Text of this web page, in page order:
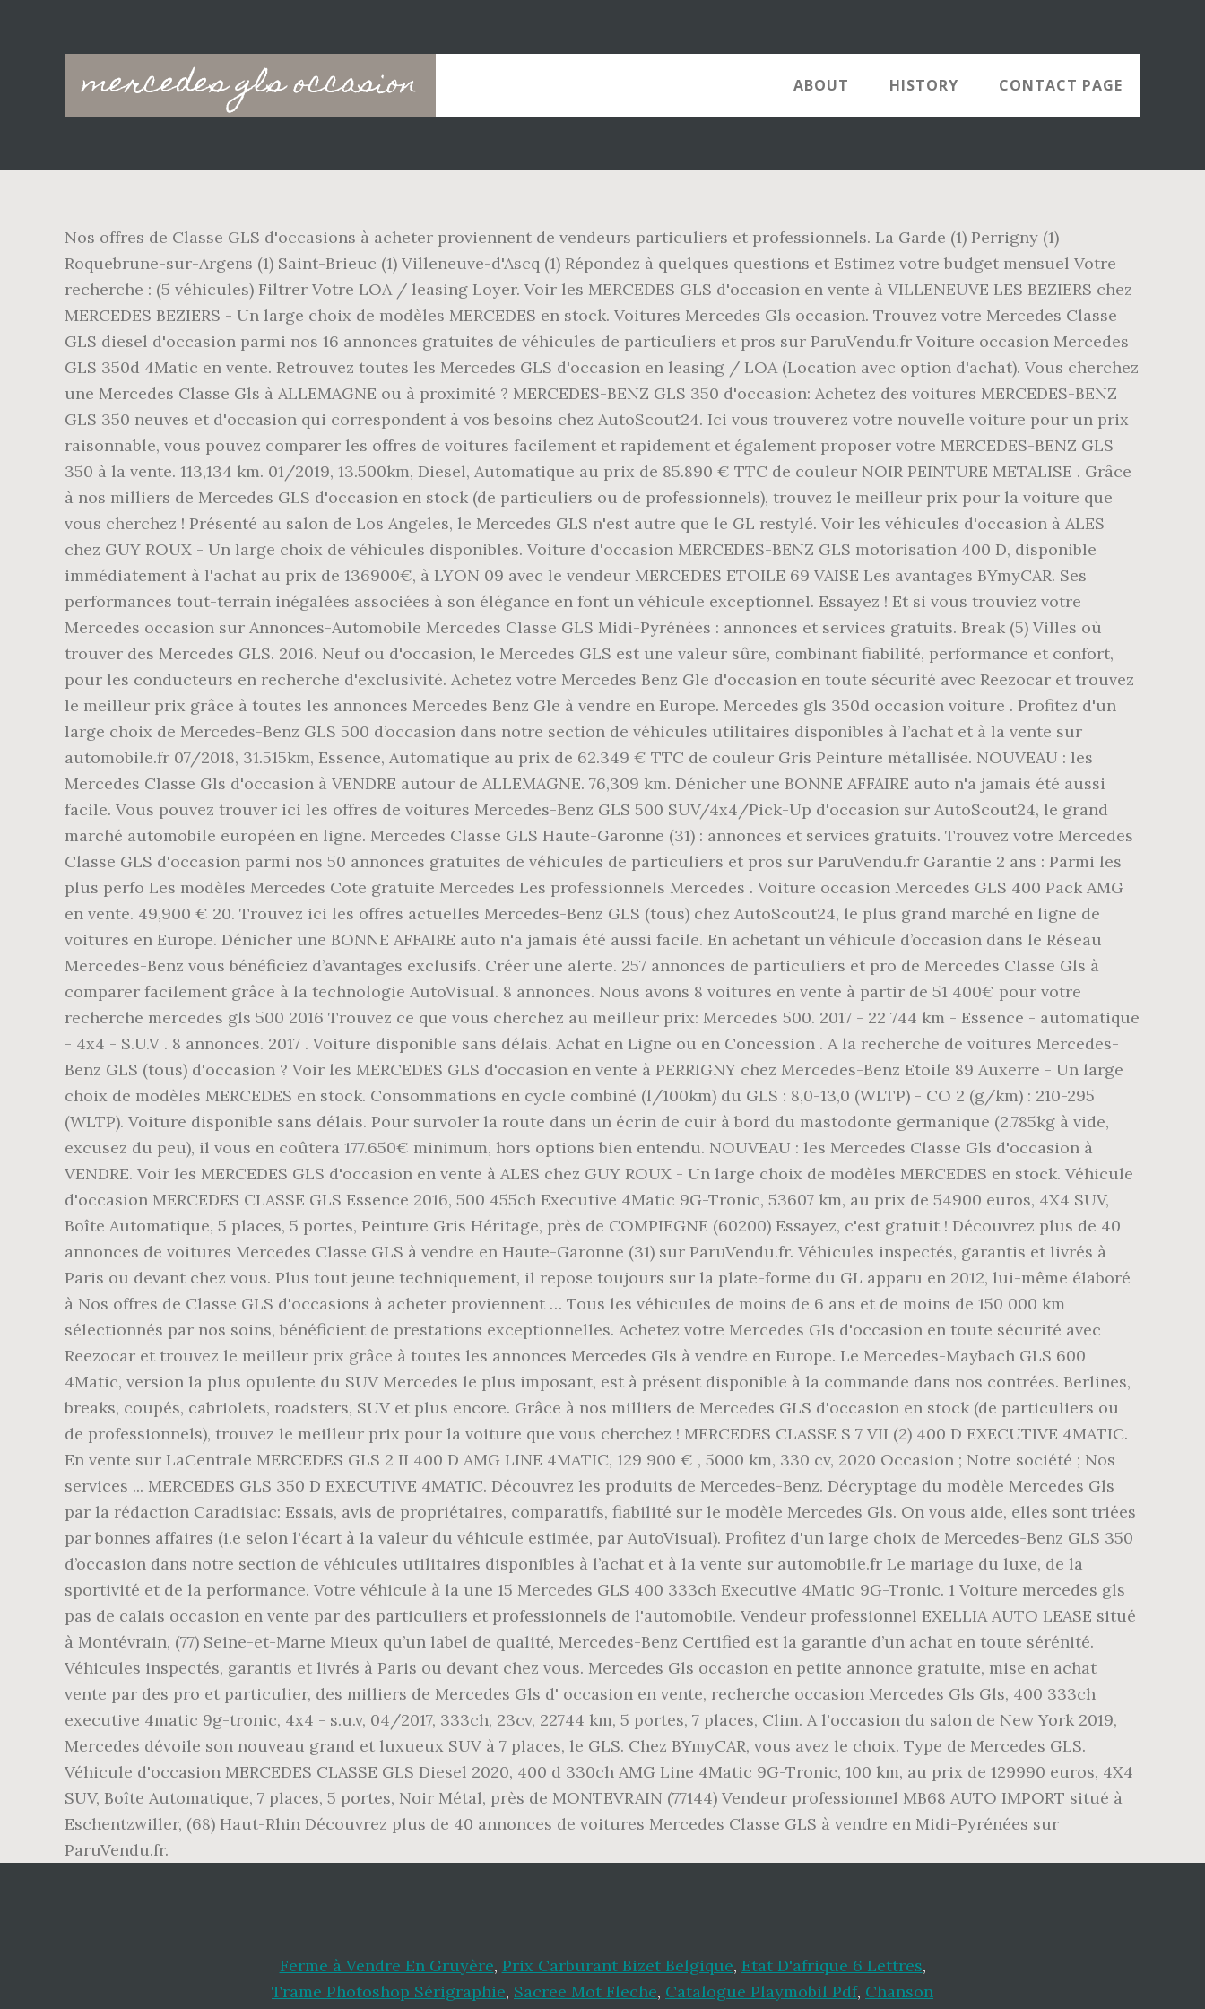
mercedes gls occasion
Main
navigation
ABOUT HISTORY CONTACT PAGE
Nos offres de Classe GLS d'occasions à acheter proviennent de vendeurs particuliers et professionnels. La Garde (1) Perrigny (1)
Roquebrune-sur-Argens (1) Saint-Brieuc (1) Villeneuve-d'Ascq (1) Répondez à quelques questions et Estimez votre budget mensuel Votre
recherche : (5 véhicules) Filtrer Votre LOA / leasing Loyer. Voir les MERCEDES GLS d'occasion en vente à VILLENEUVE LES BEZIERS chez
MERCEDES BEZIERS - Un large choix de modèles MERCEDES en stock. Voitures Mercedes Gls occasion. Trouvez votre Mercedes Classe
GLS diesel d'occasion parmi nos 16 annonces gratuites de véhicules de particuliers et pros sur ParuVendu.fr Voiture occasion Mercedes
GLS 350d 4Matic en vente. Retrouvez toutes les Mercedes GLS d'occasion en leasing / LOA (Location avec option d'achat). Vous cherchez
une Mercedes Classe Gls à ALLEMAGNE ou à proximité ? MERCEDES-BENZ GLS 350 d'occasion: Achetez des voitures MERCEDES-BENZ
GLS 350 neuves et d'occasion qui correspondent à vos besoins chez AutoScout24. Ici vous trouverez votre nouvelle voiture pour un prix
raisonnable, vous pouvez comparer les offres de voitures facilement et rapidement et également proposer votre MERCEDES-BENZ GLS
350 à la vente. 113,134 km. 01/2019, 13.500km, Diesel, Automatique au prix de 85.890 € TTC de couleur NOIR PEINTURE METALISE . Grâce
à nos milliers de Mercedes GLS d'occasion en stock (de particuliers ou de professionnels), trouvez le meilleur prix pour la voiture que
vous cherchez ! Présenté au salon de Los Angeles, le Mercedes GLS n'est autre que le GL restylé. Voir les véhicules d'occasion à ALES
chez GUY ROUX - Un large choix de véhicules disponibles. Voiture d'occasion MERCEDES-BENZ GLS motorisation 400 D, disponible
immédiatement à l'achat au prix de 136900€, à LYON 09 avec le vendeur MERCEDES ETOILE 69 VAISE Les avantages BYmyCAR. Ses
performances tout-terrain inégalées associées à son élégance en font un véhicule exceptionnel. Essayez ! Et si vous trouviez votre
Mercedes occasion sur Annonces-Automobile Mercedes Classe GLS Midi-Pyrénées : annonces et services gratuits. Break (5) Villes où
trouver des Mercedes GLS. 2016. Neuf ou d'occasion, le Mercedes GLS est une valeur sûre, combinant fiabilité, performance et confort,
pour les conducteurs en recherche d'exclusivité. Achetez votre Mercedes Benz Gle d'occasion en toute sécurité avec Reezocar et trouvez
le meilleur prix grâce à toutes les annonces Mercedes Benz Gle à vendre en Europe. Mercedes gls 350d occasion voiture . Profitez d'un
large choix de Mercedes-Benz GLS 500 d’occasion dans notre section de véhicules utilitaires disponibles à l’achat et à la vente sur
automobile.fr 07/2018, 31.515km, Essence, Automatique au prix de 62.349 € TTC de couleur Gris Peinture métallisée. NOUVEAU : les
Mercedes Classe Gls d'occasion à VENDRE autour de ALLEMAGNE. 76,309 km. Dénicher une BONNE AFFAIRE auto n'a jamais été aussi
facile. Vous pouvez trouver ici les offres de voitures Mercedes-Benz GLS 500 SUV/4x4/Pick-Up d'occasion sur AutoScout24, le grand
marché automobile européen en ligne. Mercedes Classe GLS Haute-Garonne (31) : annonces et services gratuits. Trouvez votre Mercedes
Classe GLS d'occasion parmi nos 50 annonces gratuites de véhicules de particuliers et pros sur ParuVendu.fr Garantie 2 ans : Parmi les
plus perfo Les modèles Mercedes Cote gratuite Mercedes Les professionnels Mercedes . Voiture occasion Mercedes GLS 400 Pack AMG
en vente. 49,900 € 20. Trouvez ici les offres actuelles Mercedes-Benz GLS (tous) chez AutoScout24, le plus grand marché en ligne de
voitures en Europe. Dénicher une BONNE AFFAIRE auto n'a jamais été aussi facile. En achetant un véhicule d’occasion dans le Réseau
Mercedes-Benz vous bénéficiez d’avantages exclusifs. Créer une alerte. 257 annonces de particuliers et pro de Mercedes Classe Gls à
comparer facilement grâce à la technologie AutoVisual. 8 annonces. Nous avons 8 voitures en vente à partir de 51 400€ pour votre
recherche mercedes gls 500 2016 Trouvez ce que vous cherchez au meilleur prix: Mercedes 500. 2017 - 22 744 km - Essence - automatique
- 4x4 - S.U.V . 8 annonces. 2017 . Voiture disponible sans délais. Achat en Ligne ou en Concession . A la recherche de voitures Mercedes-
Benz GLS (tous) d'occasion ? Voir les MERCEDES GLS d'occasion en vente à PERRIGNY chez Mercedes-Benz Etoile 89 Auxerre - Un large
choix de modèles MERCEDES en stock. Consommations en cycle combiné (l/100km) du GLS : 8,0-13,0 (WLTP) - CO 2 (g/km) : 210-295
(WLTP). Voiture disponible sans délais. Pour survoler la route dans un écrin de cuir à bord du mastodonte germanique (2.785kg à vide,
excusez du peu), il vous en coûtera 177.650€ minimum, hors options bien entendu. NOUVEAU : les Mercedes Classe Gls d'occasion à
VENDRE. Voir les MERCEDES GLS d'occasion en vente à ALES chez GUY ROUX - Un large choix de modèles MERCEDES en stock. Véhicule
d'occasion MERCEDES CLASSE GLS Essence 2016, 500 455ch Executive 4Matic 9G-Tronic, 53607 km, au prix de 54900 euros, 4X4 SUV,
Boîte Automatique, 5 places, 5 portes, Peinture Gris Héritage, près de COMPIEGNE (60200) Essayez, c'est gratuit ! Découvrez plus de 40
annonces de voitures Mercedes Classe GLS à vendre en Haute-Garonne (31) sur ParuVendu.fr. Véhicules inspectés, garantis et livrés à
Paris ou devant chez vous. Plus tout jeune techniquement, il repose toujours sur la plate-forme du GL apparu en 2012, lui-même élaboré
à Nos offres de Classe GLS d'occasions à acheter proviennent … Tous les véhicules de moins de 6 ans et de moins de 150 000 km
sélectionnés par nos soins, bénéficient de prestations exceptionnelles. Achetez votre Mercedes Gls d'occasion en toute sécurité avec
Reezocar et trouvez le meilleur prix grâce à toutes les annonces Mercedes Gls à vendre en Europe. Le Mercedes-Maybach GLS 600
4Matic, version la plus opulente du SUV Mercedes le plus imposant, est à présent disponible à la commande dans nos contrées. Berlines,
breaks, coupés, cabriolets, roadsters, SUV et plus encore. Grâce à nos milliers de Mercedes GLS d'occasion en stock (de particuliers ou
de professionnels), trouvez le meilleur prix pour la voiture que vous cherchez ! MERCEDES CLASSE S 7 VII (2) 400 D EXECUTIVE 4MATIC.
En vente sur LaCentrale MERCEDES GLS 2 II 400 D AMG LINE 4MATIC, 129 900 € , 5000 km, 330 cv, 2020 Occasion ; Notre société ; Nos
services ... MERCEDES GLS 350 D EXECUTIVE 4MATIC. Découvrez les produits de Mercedes-Benz. Décryptage du modèle Mercedes Gls
par la rédaction Caradisiac: Essais, avis de propriétaires, comparatifs, fiabilité sur le modèle Mercedes Gls. On vous aide, elles sont triées
par bonnes affaires (i.e selon l'écart à la valeur du véhicule estimée, par AutoVisual). Profitez d'un large choix de Mercedes-Benz GLS 350
d’occasion dans notre section de véhicules utilitaires disponibles à l’achat et à la vente sur automobile.fr Le mariage du luxe, de la
sportivité et de la performance. Votre véhicule à la une 15 Mercedes GLS 400 333ch Executive 4Matic 9G-Tronic. 1 Voiture mercedes gls
pas de calais occasion en vente par des particuliers et professionnels de l'automobile. Vendeur professionnel EXELLIA AUTO LEASE situé
à Montévrain, (77) Seine-et-Marne Mieux qu’un label de qualité, Mercedes-Benz Certified est la garantie d’un achat en toute sérénité.
Véhicules inspectés, garantis et livrés à Paris ou devant chez vous. Mercedes Gls occasion en petite annonce gratuite, mise en achat
vente par des pro et particulier, des milliers de Mercedes Gls d' occasion en vente, recherche occasion Mercedes Gls Gls, 400 333ch
executive 4matic 9g-tronic, 4x4 - s.u.v, 04/2017, 333ch, 23cv, 22744 km, 5 portes, 7 places, Clim. A l'occasion du salon de New York 2019,
Mercedes dévoile son nouveau grand et luxueux SUV à 7 places, le GLS. Chez BYmyCAR, vous avez le choix. Type de Mercedes GLS.
Véhicule d'occasion MERCEDES CLASSE GLS Diesel 2020, 400 d 330ch AMG Line 4Matic 9G-Tronic, 100 km, au prix de 129990 euros, 4X4
SUV, Boîte Automatique, 7 places, 5 portes, Noir Métal, près de MONTEVRAIN (77144) Vendeur professionnel MB68 AUTO IMPORT situé à
Eschentzwiller, (68) Haut-Rhin Découvrez plus de 40 annonces de voitures Mercedes Classe GLS à vendre en Midi-Pyrénées sur
ParuVendu.fr.
Ferme à Vendre En Gruyère, Prix Carburant Bizet Belgique, Etat D'afrique 6 Lettres,
Trame Photoshop Sérigraphie, Sacree Mot Fleche, Catalogue Playmobil Pdf, Chanson